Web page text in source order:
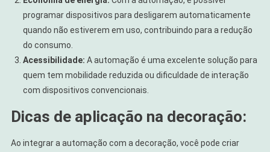
programar dispositivos para desligarem automaticamente
quando não estiverem em uso, contribuindo para a redução
do consumo.
Acessibilidade: A automação é uma excelente solução para
quem tem mobilidade reduzida ou dificuldade de interação
com dispositivos convencionais.
Dicas de aplicação na decoração:
Ao integrar a automação com a decoração, você pode criar